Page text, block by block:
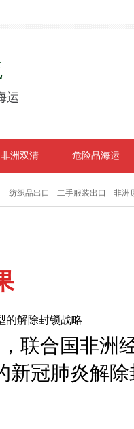
运
非洲双清 危险品海运
纺织品出口 二手服装出口 非洲
的解除封锁战略
联合国非洲
新冠肺炎解